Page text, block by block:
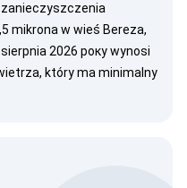
zanieczyszczenia
mikrona w wieś Bereza,
2026 року wynosi
który ma minimalny